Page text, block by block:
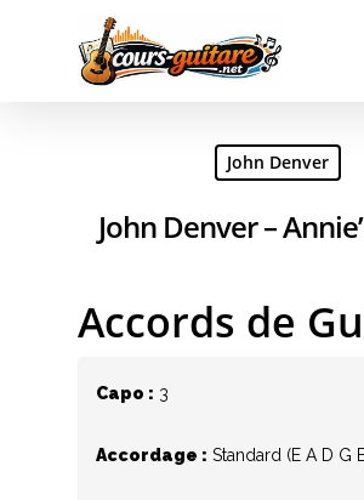
Hit enter to search or ESC to close
John Denver
John Denver –
Accords de
Capo : 3
Accordage : Standard (E A D G